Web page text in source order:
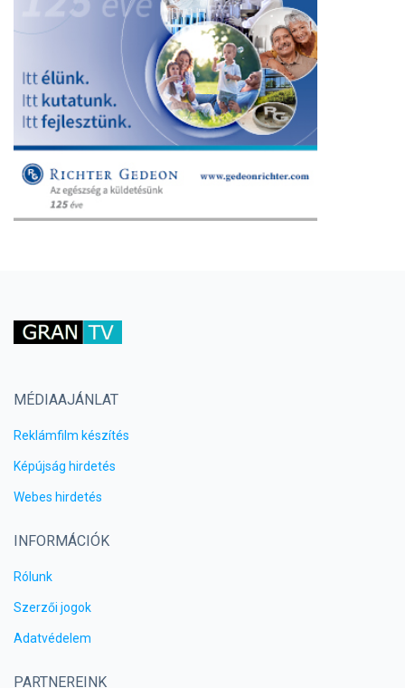
MÉDIAAJÁNLAT
Reklámfilm készítés
Képújság hirdetés
Webes hirdetés
INFORMÁCIÓK
Rólunk
Szerzői jogok
Adatvédelem
PARTNEREINK